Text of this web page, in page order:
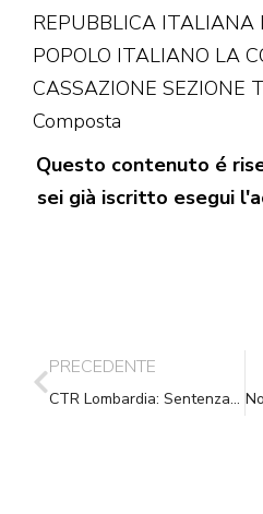
REPUBBLICA ITALIANA
POPOLO ITALIANO LA
CASSAZIONE SEZIONE
Composta
Questo contenuto é
sei già iscritto esegui
PRECEDENTE
CTR Lombardia: Sentenza n. 2479 del 29 maggio 2018